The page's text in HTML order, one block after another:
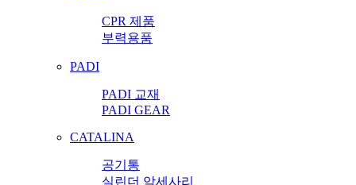
CPR 제품
부력용품
PADI
PADI 교재
PADI GEAR
CATALINA
공기통
실린더 악세사리